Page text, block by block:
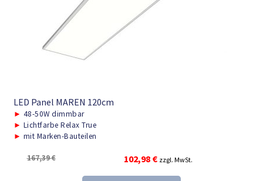
LED Panel MAREN 120cm
► 48-50W dimmbar
► Lichtfarbe Relax True
► mit Marken-Bauteilen
167,39€
Ursprünglicher
Preis
102,98 €Aktueller
Preis
zzgl. MwSt.